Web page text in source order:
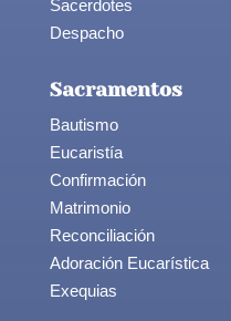
Sacerdotes
Despacho
Sacramentos
Bautismo
Eucaristía
Confirmación
Matrimonio
Reconciliación
Adoración Eucarística
Exequias